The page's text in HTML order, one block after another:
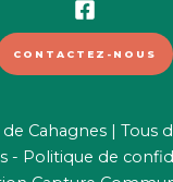
CONTACTEZ-NOUS
Cahagnes | Tous
- Politique de